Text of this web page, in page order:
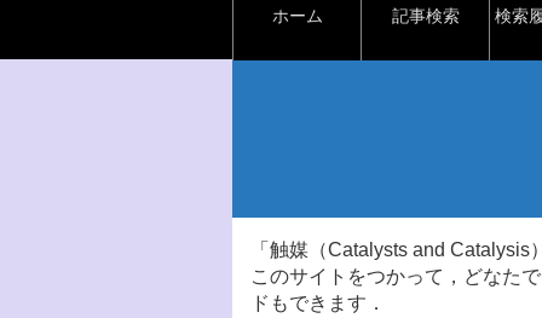
ホーム 記事検索 検索
「触媒（Catalysts and
このサイトをつかって，どなた
ドもできます．